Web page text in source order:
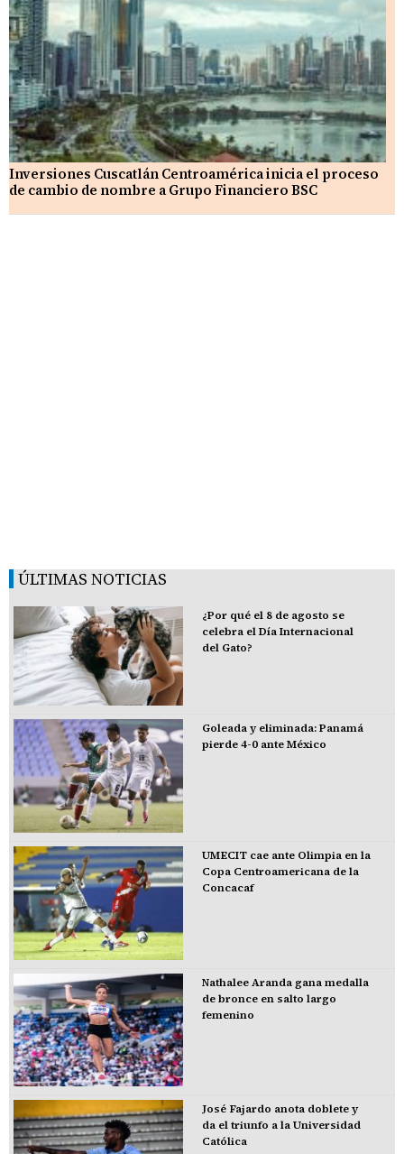
Inversiones Cuscatlán Centroamérica inicia el proceso
de cambio de nombre a Grupo Financiero BSC
ÚLTIMAS NOTICIAS
¿Por qué el 8 de agosto se
celebra el Día Internacional
del Gato?
Goleada y eliminada: Panamá
pierde 4-0 ante México
UMECIT cae ante Olimpia en la
Copa Centroamericana de la
Concacaf
Nathalee Aranda gana medalla
de bronce en salto largo
femenino
José Fajardo anota doblete y
da el triunfo a la Universidad
Católica